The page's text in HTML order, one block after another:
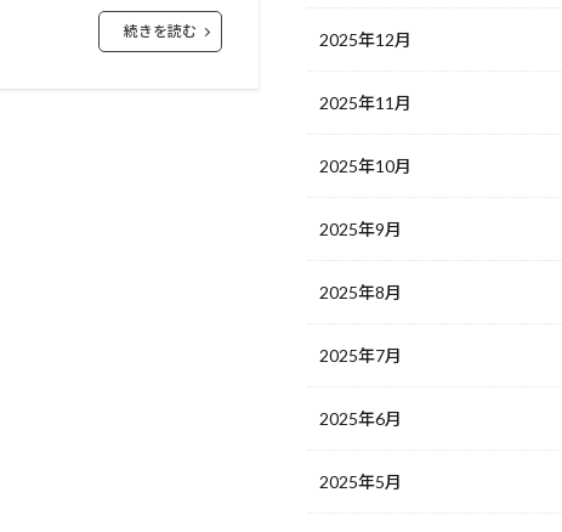
続きを読む 2025年12月
2025年11月
2025年10月
2025年9月
2025年8月
2025年7月
2025年6月
2025年5月